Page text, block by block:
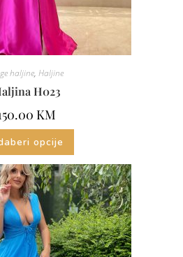
haljine, Haljine
H023
KM
opcije